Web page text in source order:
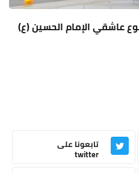
عاشقي الإمام الحسين (ع)
تابعونا على
twitter